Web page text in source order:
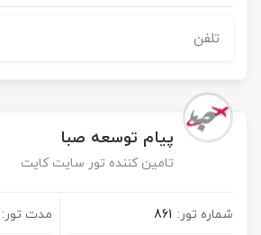
پیام توسعه صبا
تامین کننده تور سایت کایت
شماره تور: 861 مدت تور: